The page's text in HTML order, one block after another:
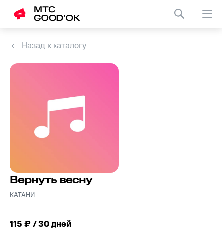
Назад к каталогу
Вернуть весну
КАТАНИ
115 ₽ / 30 дней